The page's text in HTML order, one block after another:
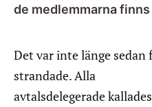
de medlemmarna
Det var inte länge
strandade. Alla
avtalsdelegerade